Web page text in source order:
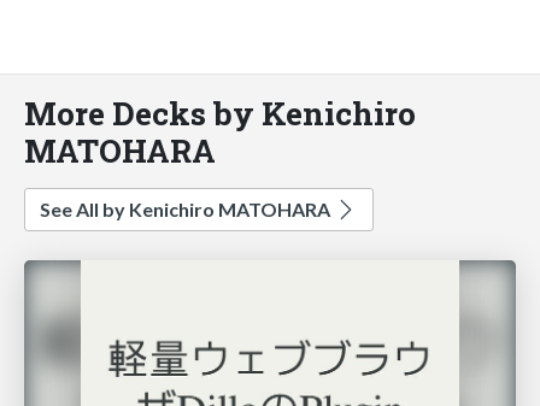
More Decks by Kenichiro
MATOHARA
See All by Kenichiro MATOHARA